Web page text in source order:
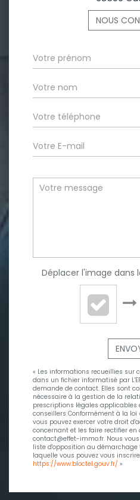
NOUS
Déplacer l'image dans
« Les informations recueillies sur
dans un fichier informatisé par
demande de contact. Elles sont
nécessaire à la gestion de la
prescriptions légales applicables
conseillers Conformément à la loi
vous pouvez exercer votre droit
concernant et les faire rectifier en
contact@effet-immo.fr. Nous
liste d'opposition au démarchage
laquelle vous pouvez vous
https://www.bloctel.gouv.fr/ »